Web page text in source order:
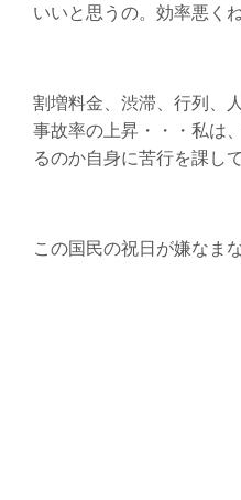
いいと思うの。効率悪く
割増料金、渋滞、行列、
事故率の上昇・・・私は
るのか自身に苦行を課し
この国民の祝日が嫌なま